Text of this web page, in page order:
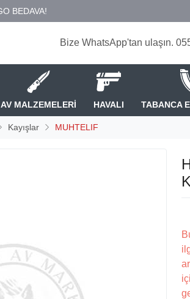
Bize WhatsApp'tan ulaşın.
AV MALZEMELERİ HAVALI TABANCA
Kayışlar MUHTELIF